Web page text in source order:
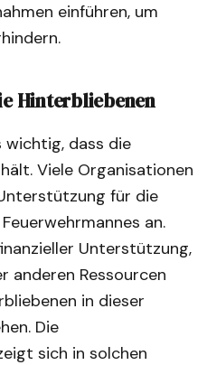
einführen, um
Hinterbliebenen
wichtig, dass die
Viele Organisationen
für die
an.
Unterstützung,
anderen Ressourcen
in dieser
Die
sich in solchen